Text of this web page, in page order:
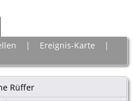
| Ereignis-Karte |
Rüffer